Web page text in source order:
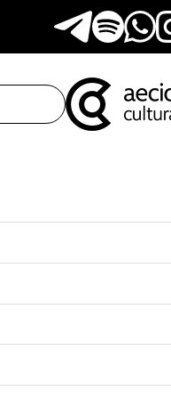
Telegram
Spotify